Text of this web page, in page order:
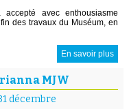
avec enthousiasme
des travaux du Muséum, en
En savoir plus
MJW
décembre